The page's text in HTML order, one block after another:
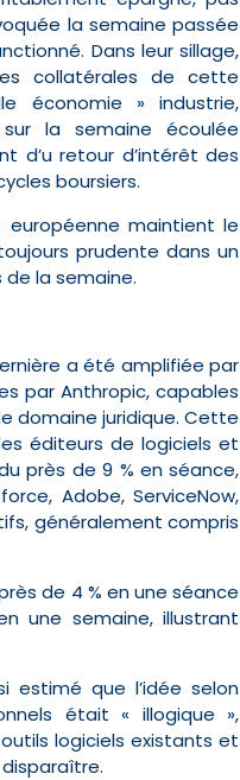
la semaine passée
Dans leur sillage,
collatérales de cette
économie » industrie,
la semaine écoulée
d’u retour d’intérêt des
boursiers.
maintient le
prudente dans un
la semaine.
a été amplifiée par
par Anthropic, capables
domaine juridique. Cette
éditeurs de logiciels et
près de 9 % en séance,
Adobe, ServiceNow,
généralement compris
de 4 % en une séance
une semaine, illustrant
estimé que l’idée selon
était « illogique »,
logiciels existants et